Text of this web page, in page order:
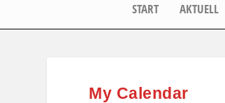
START AKTUELL
My Calendar